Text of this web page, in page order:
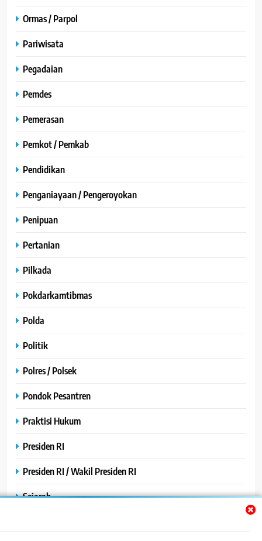
Ormas / Parpol
Pariwisata
Pegadaian
Pemdes
Pemerasan
Pemkot / Pemkab
Pendidikan
Penganiayaan / Pengeroyokan
Penipuan
Pertanian
Pilkada
Pokdarkamtibmas
Polda
Politik
Polres / Polsek
Pondok Pesantren
Praktisi Hukum
Presiden RI
Presiden RI / Wakil Presiden RI
Sejarah